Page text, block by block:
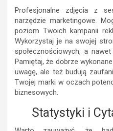
Profesjonalne zdjęcia z
narzędzie marketingowe.
poziom Twoich kampanii
Wykorzystaj je na swojej
społecznościowych, a
Pamiętaj, że dobrze
uwagę, ale też budują
Twojej marki w oczach
biznesowych.
Statystyki i